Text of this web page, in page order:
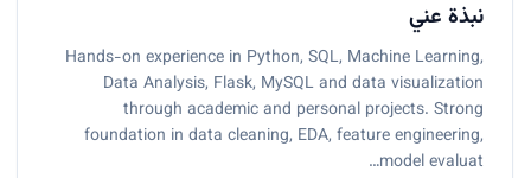
نبذة عني
Hands-on experience in Python, SQL, Machine Learning,
Data Analysis, Flask, MySQL and data visualization
through academic and personal projects. Strong
foundation in data cleaning, EDA, feature engineering,
model evaluat…